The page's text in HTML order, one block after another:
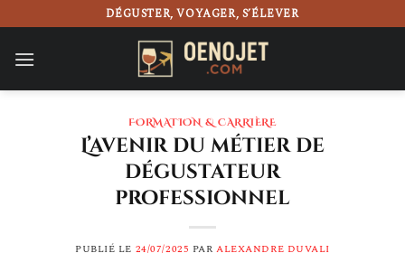
au
contenu
DÉGUSTER, VOYAGER, S’ÉLEVER
FORMATION & CARRIÈRE
L’avenir du métier de
dégustateur
professionnel
PUBLIÉ LE 24/07/2025 PARALEXANDRE DUVALI